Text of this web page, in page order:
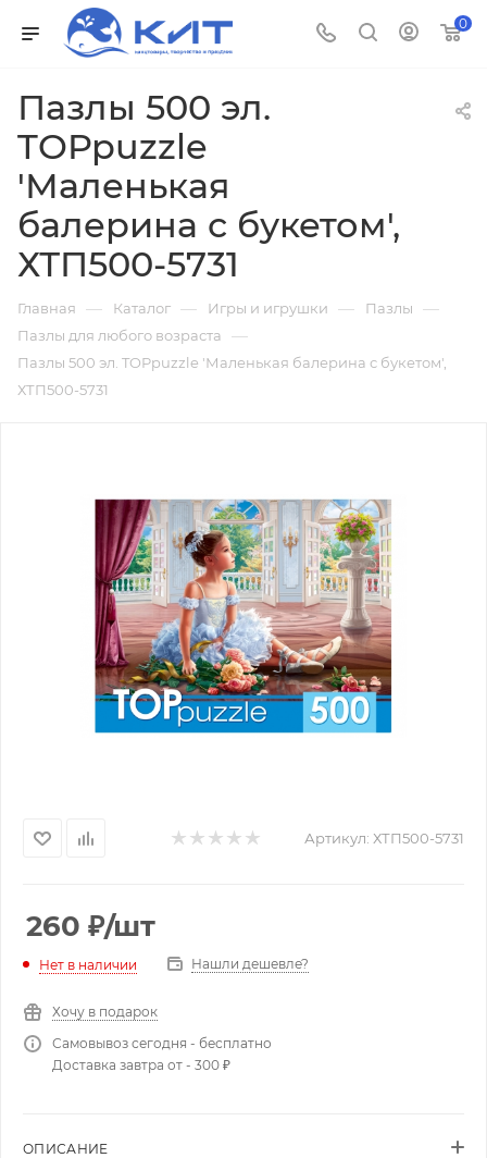
0
Пазлы 500 эл.
TOPpuzzle
'Маленькая
балерина с букетом',
ХТП500-5731
Главная — Каталог — Игры и игрушки — Пазлы —
Пазлы для любого возраста —
Пазлы 500 эл. TOPpuzzle 'Маленькая балерина с букетом',
ХТП500-5731
Артикул: ХТП500-5731
260 ₽/шт
Нет в наличии Нашли дешевле?
Хочу в подарок
Самовывоз сегодня - бесплатно
Доставка завтра от - 300 ₽
ОПИСАНИЕ